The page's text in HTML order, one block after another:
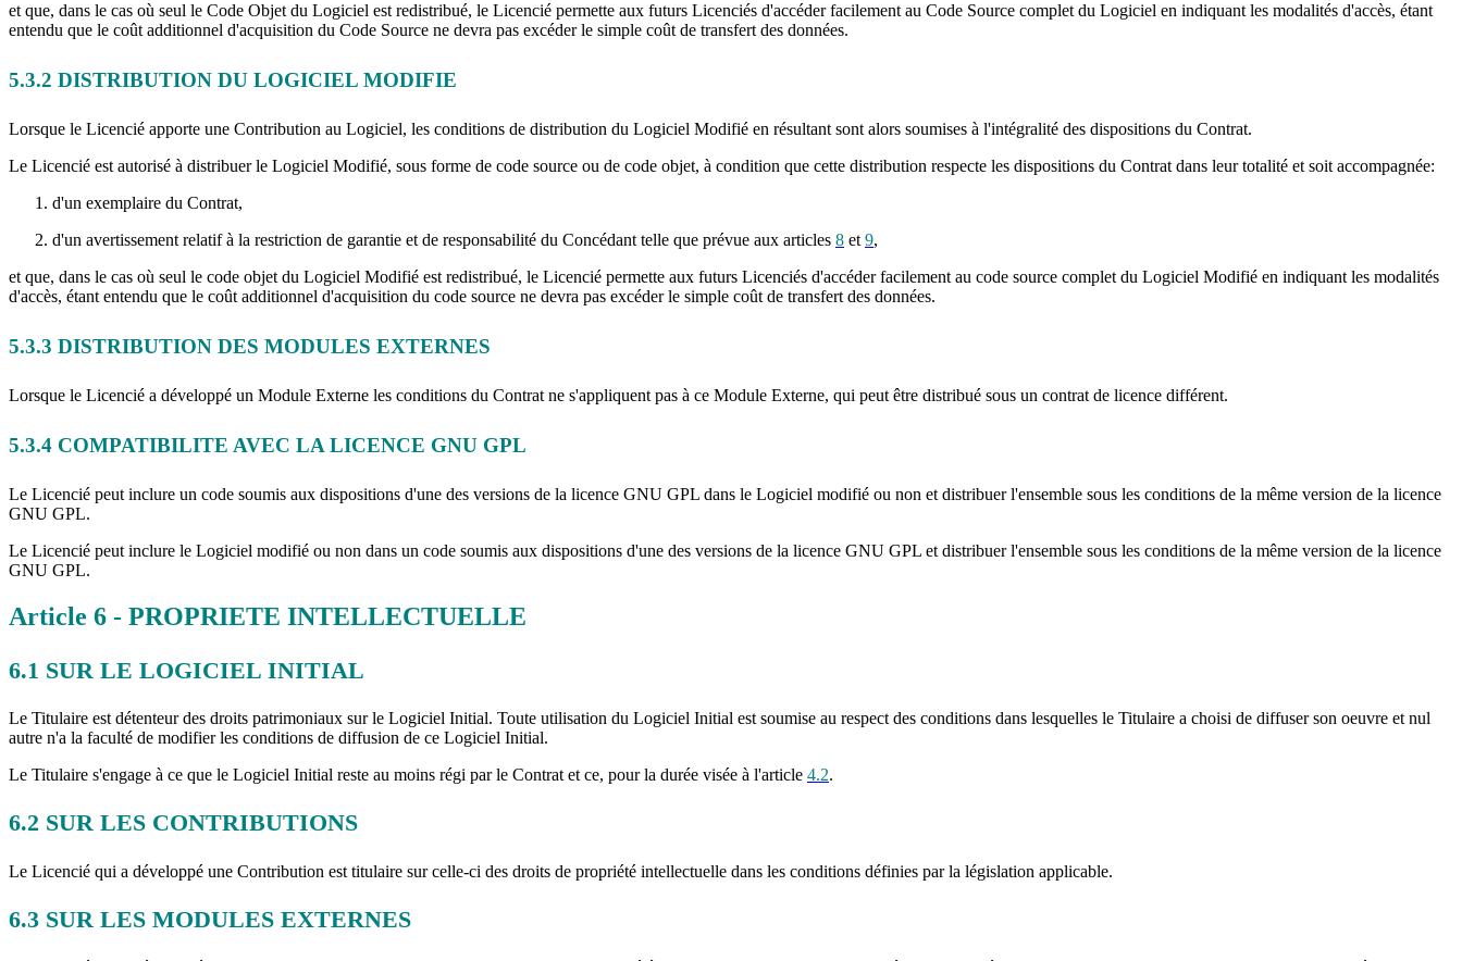
et que, dans le cas où seul le Code Objet du Logiciel est redistribué, le Licencié permette aux futurs Licenciés d'accéder facilement au Code Source complet du Logiciel en indiquant les modalités d'accès, étant
entendu que le coût additionnel d'acquisition du Code Source ne devra pas excéder le simple coût de transfert des données.
5.3.2 DISTRIBUTION DU LOGICIEL MODIFIE
Lorsque le Licencié apporte une Contribution au Logiciel, les conditions de distribution du Logiciel Modifié en résultant sont alors soumises à l'intégralité des dispositions du Contrat.
Le Licencié est autorisé à distribuer le Logiciel Modifié, sous forme de code source ou de code objet, à condition que cette distribution respecte les dispositions du Contrat dans leur totalité et soit accompagnée:
d'un exemplaire du Contrat,
d'un avertissement relatif à la restriction de garantie et de responsabilité du Concédant telle que prévue aux articles 8 et 9,
et que, dans le cas où seul le code objet du Logiciel Modifié est redistribué, le Licencié permette aux futurs Licenciés d'accéder facilement au code source complet du Logiciel Modifié en indiquant les modalités
d'accès, étant entendu que le coût additionnel d'acquisition du code source ne devra pas excéder le simple coût de transfert des données.
5.3.3 DISTRIBUTION DES MODULES EXTERNES
Lorsque le Licencié a développé un Module Externe les conditions du Contrat ne s'appliquent pas à ce Module Externe, qui peut être distribué sous un contrat de licence différent.
5.3.4 COMPATIBILITE AVEC LA LICENCE GNU GPL
Le Licencié peut inclure un code soumis aux dispositions d'une des versions de la licence GNU GPL dans le Logiciel modifié ou non et distribuer l'ensemble sous les conditions de la même version de la licence
GNU GPL.
Le Licencié peut inclure le Logiciel modifié ou non dans un code soumis aux dispositions d'une des versions de la licence GNU GPL et distribuer l'ensemble sous les conditions de la même version de la licence
GNU GPL.
Article 6 - PROPRIETE INTELLECTUELLE
6.1 SUR LE LOGICIEL INITIAL
Le Titulaire est détenteur des droits patrimoniaux sur le Logiciel Initial. Toute utilisation du Logiciel Initial est soumise au respect des conditions dans lesquelles le Titulaire a choisi de diffuser son oeuvre et nul
autre n'a la faculté de modifier les conditions de diffusion de ce Logiciel Initial.
Le Titulaire s'engage à ce que le Logiciel Initial reste au moins régi par le Contrat et ce, pour la durée visée à l'article 4.2.
6.2 SUR LES CONTRIBUTIONS
Le Licencié qui a développé une Contribution est titulaire sur celle-ci des droits de propriété intellectuelle dans les conditions définies par la législation applicable.
6.3 SUR LES MODULES EXTERNES